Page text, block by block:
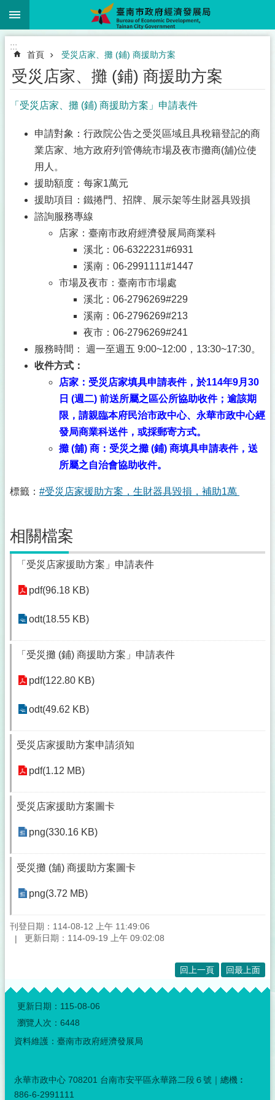
跳到主要內容區塊
:::
首頁 受災店家、攤 (鋪) 商援助方案
受災店家、攤 (鋪) 商援助方案
「受災店家、攤 (鋪) 商援助方案」申請表件
申請對象：行政院公告之受災區域且具稅籍登記的商
業店家、地方政府列管傳統市場及夜市攤商(舖)位使
用人。
援助額度：每家1萬元
援助項目：鐵捲門、招牌、展示架等生財器具毀損
諮詢服務專線
店家：臺南市政府經濟發展局商業科
溪北：06-6322231#6931
溪南：06-2991111#1447
市場及夜市：臺南市市場處
溪北：06-2796269#229
溪南：06-2796269#213
夜市：06-2796269#241
服務時間： 週一至週五 9:00~12:00，13:30~17:30。
收件方式：
店家：受災店家填具申請表件，於114年9月30
日 (週二) 前送所屬之區公所協助收件；逾該期
限，請親臨本府民治市政中心、永華市政中心經
發局商業科送件，或採郵寄方式。
攤 (舖) 商：受災之攤 (鋪) 商填具申請表件，送
所屬之自治會協助收件。
標籤： #受災店家援助方案，生財器具毀損，補助1萬
相關檔案
「受災店家援助方案」申請表件
pdf(96.18 KB)
odt(18.55 KB)
「受災攤 (鋪) 商援助方案」申請表件
pdf(122.80 KB)
odt(49.62 KB)
受災店家援助方案申請須知
pdf(1.12 MB)
受災店家援助方案圖卡
png(330.16 KB)
受災攤 (舖) 商援助方案圖卡
png(3.72 MB)
刊登日期：114-08-12 上午 11:49:06
更新日期：114-09-19 上午 09:02:08
回上一頁 回最上面
:::
更新日期： 115-08-06
瀏覽人次： 6448
資料維護：臺南市政府經濟發展局
永華市政中心 708201 台南市安平區永華路二段６號｜總機︰
886-6-2991111